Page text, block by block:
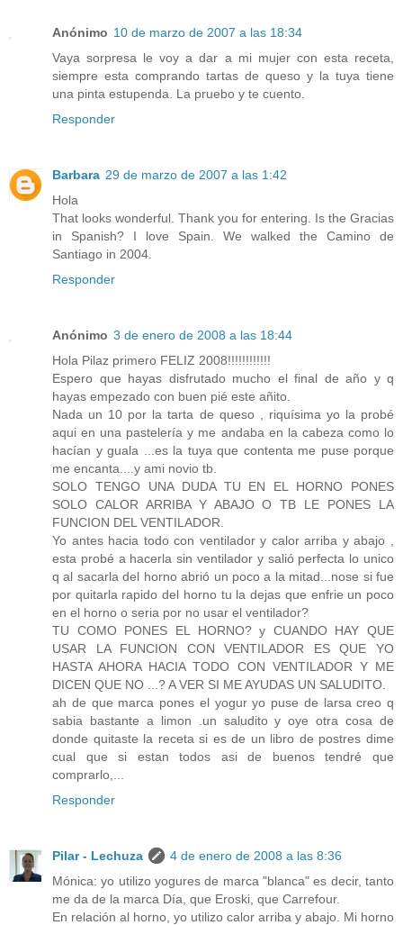
Anónimo 10 de marzo de 2007 a las 18:34
Vaya sorpresa le voy a dar a mi mujer con esta receta,
siempre esta comprando tartas de queso y la tuya tiene
una pinta estupenda. La pruebo y te cuento.
Responder
Barbara 29 de marzo de 2007 a las 1:42
Hola
That looks wonderful. Thank you for entering. Is the Gracias
in Spanish? I love Spain. We walked the Camino de
Santiago in 2004.
Responder
Anónimo 3 de enero de 2008 a las 18:44
Hola Pilaz primero FELIZ 2008!!!!!!!!!!!!
Espero que hayas disfrutado mucho el final de año y q
hayas empezado con buen pié este añito.
Nada un 10 por la tarta de queso , riquísima yo la probé
aqui en una pastelería y me andaba en la cabeza como lo
hacían y guala ...es la tuya que contenta me puse porque
me encanta....y ami novio tb.
SOLO TENGO UNA DUDA TU EN EL HORNO PONES
SOLO CALOR ARRIBA Y ABAJO O TB LE PONES LA
FUNCION DEL VENTILADOR.
Yo antes hacia todo con ventilador y calor arriba y abajo ,
esta probé a hacerla sin ventilador y salió perfecta lo unico
q al sacarla del horno abrió un poco a la mitad...nose si fue
por quitarla rapido del horno tu la dejas que enfrie un poco
en el horno o seria por no usar el ventilador?
TU COMO PONES EL HORNO? y CUANDO HAY QUE
USAR LA FUNCION CON VENTILADOR ES QUE YO
HASTA AHORA HACIA TODO CON VENTILADOR Y ME
DICEN QUE NO ...? A VER SI ME AYUDAS UN SALUDITO.
ah de que marca pones el yogur yo puse de larsa creo q
sabia bastante a limon .un saludito y oye otra cosa de
donde quitaste la receta si es de un libro de postres dime
cual que si estan todos asi de buenos tendré que
comprarlo,...
Responder
Pilar - Lechuza
4 de enero de 2008 a las 8:36
Mónica: yo utilizo yogures de marca "blanca" es decir, tanto
me da de la marca Día, que Eroski, que Carrefour.
En relación al horno, yo utilizo calor arriba y abajo. Mi horno